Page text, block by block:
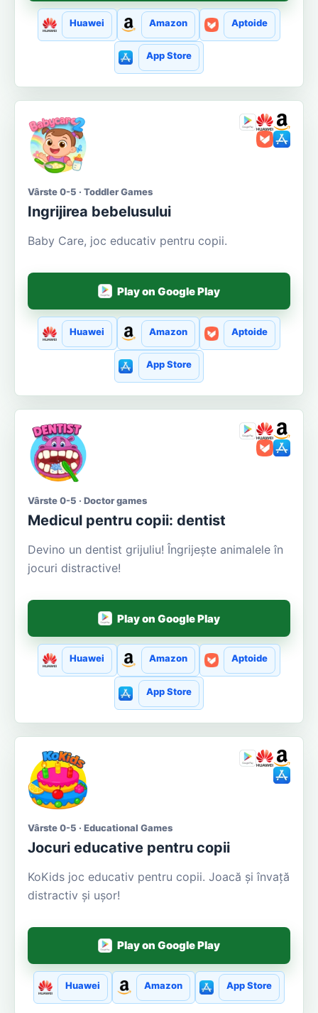
Huawei Amazon Aptoide
App Store
Vârste 0-5 · Toddler Games
Ingrijirea bebelusului
Baby Care, joc educativ pentru copii.
Play on Google Play
Huawei Amazon Aptoide
App Store
Vârste 0-5 · Doctor games
Medicul pentru copii: dentist
Devino un dentist grijuliu! Îngrijește animalele în
jocuri distractive!
Play on Google Play
Huawei Amazon Aptoide
App Store
Vârste 0-5 · Educational Games
Jocuri educative pentru copii
KoKids joc educativ pentru copii. Joacă și învață
distractiv și ușor!
Play on Google Play
Huawei Amazon App Store